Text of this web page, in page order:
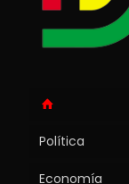
Política
Economía